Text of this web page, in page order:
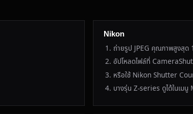
Nikon
ถ่ายรูป JPEG คุณภาพสูงสุด
อัปโหลดไฟล์ที่
หรือใช้ Nikon Shutter
บางรุ่น Z-series ดูได้ในเม